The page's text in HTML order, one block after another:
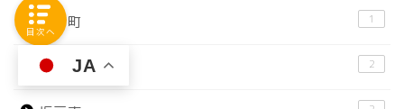
三芳町 1
入間市 2
JA
目次へ